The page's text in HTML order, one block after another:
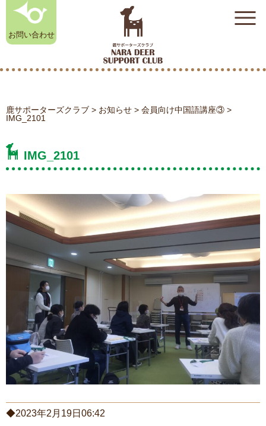
お問い合わせ
鹿サポーターズクラブ > お知らせ > 会員向け中国語講座③ >
IMG_2101
IMG_2101
◆2023年2月19日06:42
初めての方はこちら
奈良鹿雑貨店
奈良公園のシカ相談室
お知らせ
鹿サポーターズクラブについて
入会のお申し込み
よくある質問
奈良公園のシカ相談室
ご利用案内
プライバシーポリシー
リンク集
サイトマップ
お問い合わせ